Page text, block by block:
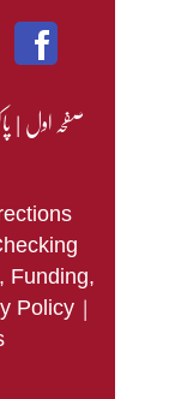
صفحہ اول|
Funding,
Policy |